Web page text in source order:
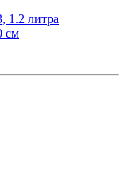
1.2 литра
см